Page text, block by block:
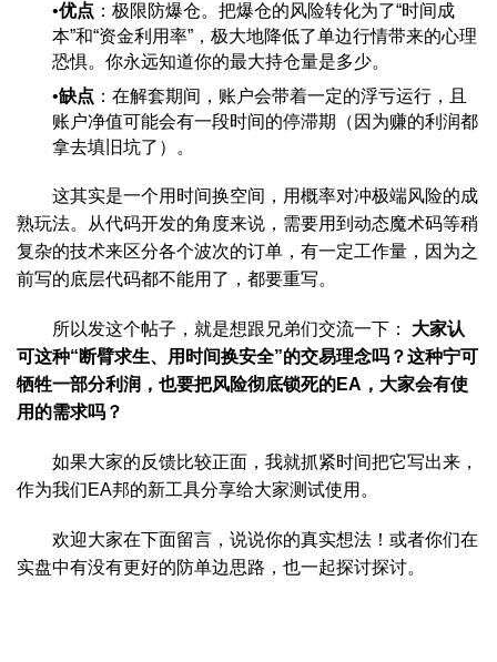
优点 ：极限防爆仓。把爆仓的风险转化为了“时间成
本”和“资金利用率”，极大地降低了单边行情带来的心理
恐惧。你永远知道你的最大持仓量是多少。
缺点 ：在解套期间，账户会带着一定的浮亏运行，且
账户净值可能会有一段时间的停滞期（因为赚的利润都
拿去填旧坑了）。
这其实是一个用时间换空间，用概率对冲极端风险的成
熟玩法。从代码开发的角度来说，需要用到动态魔术码等稍
复杂的技术来区分各个波次的订单，有一定工作量，因为之
前写的底层代码都不能用了，都要重写。
所以发这个帖子，就是想跟兄弟们交流一下： 大家认
可这种“断臂求生、用时间换安全”的交易理念吗？这种宁可
牺牲一部分利润，也要把风险彻底锁死的EA，大家会有使
用的需求吗？
如果大家的反馈比较正面，我就抓紧时间把它写出来，
作为我们EA邦的新工具分享给大家测试使用。
欢迎大家在下面留言，说说你的真实想法！或者你们在
实盘中有没有更好的防单边思路，也一起探讨探讨。